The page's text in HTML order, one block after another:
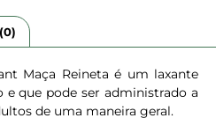
Maça Reineta é um laxante
que pode ser administrado a
de uma maneira geral.